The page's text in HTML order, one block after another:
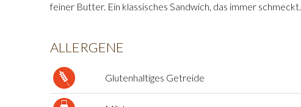
feiner Butter. Ein klassisches Sandwich, das immer schmeckt.
ALLERGENE
Glutenhaltiges Getreide